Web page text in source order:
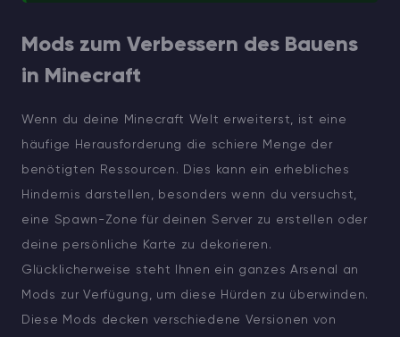
Mods zum Verbessern des Bauens
in Minecraft
Wenn du deine Minecraft Welt erweiterst, ist eine
häufige Herausforderung die schiere Menge der
benötigten Ressourcen. Dies kann ein erhebliches
Hindernis darstellen, besonders wenn du versuchst,
eine Spawn-Zone für deinen Server zu erstellen oder
deine persönliche Karte zu dekorieren.
Glücklicherweise steht Ihnen ein ganzes Arsenal an
Mods zur Verfügung, um diese Hürden zu überwinden.
Diese Mods decken verschiedene Versionen von